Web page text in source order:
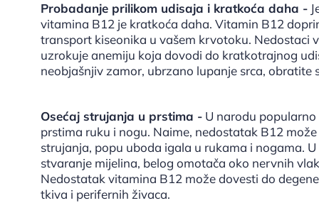
Probadanje prilikom udisaja i kratkoća daha -
vitamina B12 je kratkoća daha. Vitamin B12
transport kiseonika u vašem krvotoku.
uzrokuje anemiju koja dovodi do kratkotrajnog
neobjašnjiv zamor, ubrzano lupanje srca, obratite
Osećaj strujanja u prstima - U narodu
prstima ruku i nogu. Naime, nedostatak B12
strujanja, popu uboda igala u rukama i nogama.
stvaranje mijelina, belog omotača oko nervnih
Nedostatak vitamina B12 može dovesti do
tkiva i perifernih živaca.